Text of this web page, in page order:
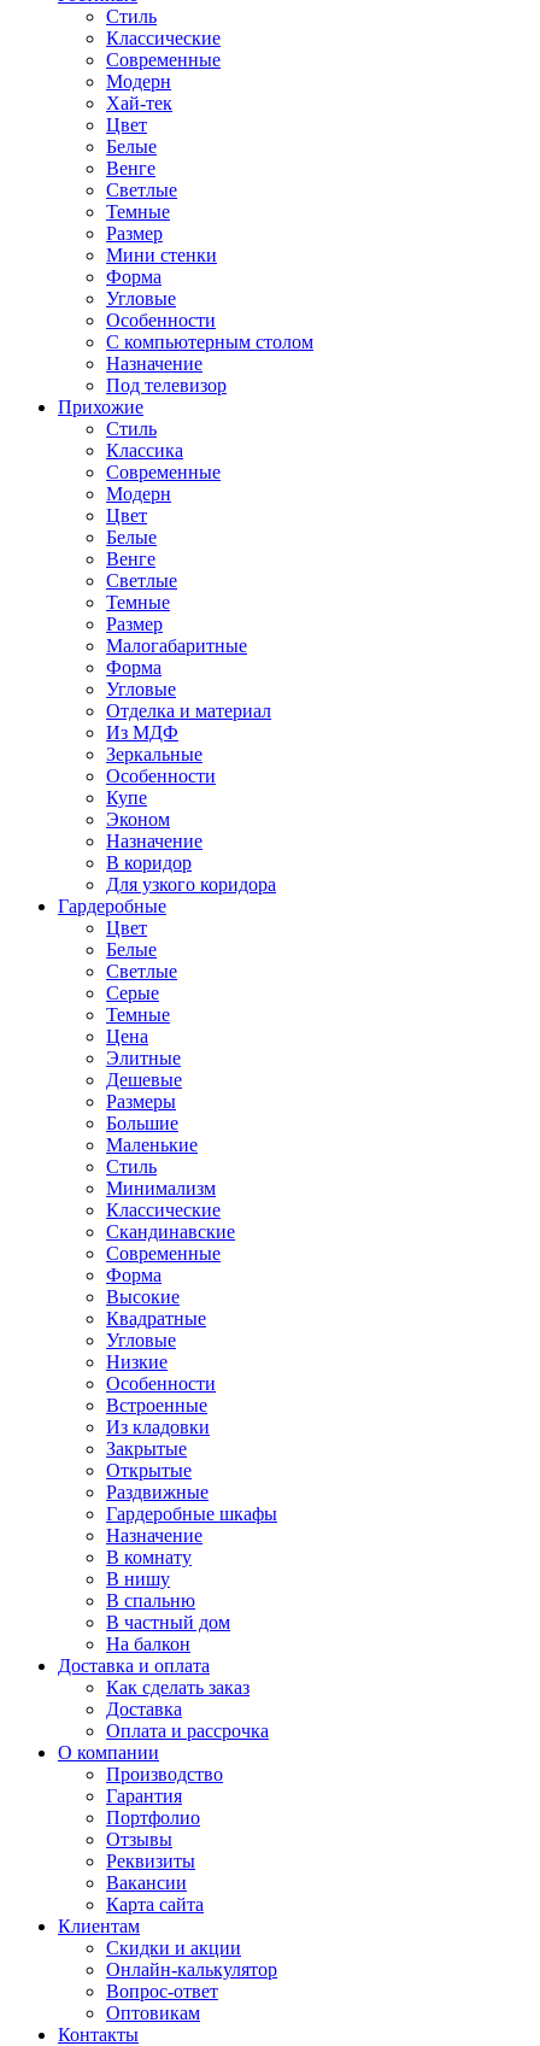
Стиль
Классические
Современные
Модерн
Хай-тек
Цвет
Белые
Венге
Светлые
Темные
Размер
Мини стенки
Форма
Угловые
Особенности
С компьютерным столом
Назначение
Под телевизор
Прихожие
Стиль
Классика
Современные
Модерн
Цвет
Белые
Венге
Светлые
Темные
Размер
Малогабаритные
Форма
Угловые
Отделка и материал
Из МДФ
Зеркальные
Особенности
Купе
Эконом
Назначение
В коридор
Для узкого коридора
Гардеробные
Цвет
Белые
Светлые
Серые
Темные
Цена
Элитные
Дешевые
Размеры
Большие
Маленькие
Стиль
Минимализм
Классические
Скандинавские
Современные
Форма
Высокие
Квадратные
Угловые
Низкие
Особенности
Встроенные
Из кладовки
Закрытые
Открытые
Раздвижные
Гардеробные шкафы
Назначение
В комнату
В нишу
В спальню
В частный дом
На балкон
Доставка и оплата
Как сделать заказ
Доставка
Оплата и рассрочка
О компании
Производство
Гарантия
Портфолио
Отзывы
Реквизиты
Вакансии
Карта сайта
Клиентам
Скидки и акции
Онлайн-калькулятор
Вопрос-ответ
Оптовикам
Контакты